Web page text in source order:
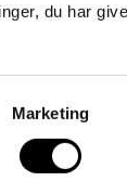
du har
Marketing